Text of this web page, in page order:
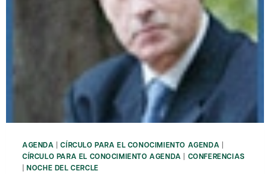
AGENDA |CÍRCULO PARA EL CONOCIMIENTO AGENDA |
CÍRCULO PARA EL CONOCIMIENTO AGENDA | CONFERENCIAS
|NOCHE DEL CERCLE